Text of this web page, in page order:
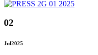
02
Jul2025